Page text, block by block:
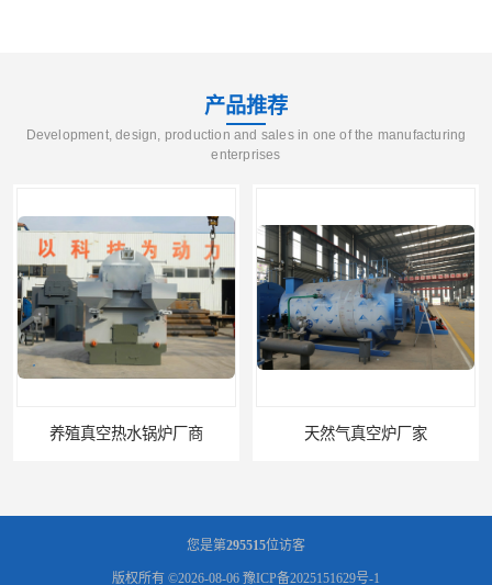
产品推荐
Development, design, production and sales in one of the manufacturing
enterprises
养殖真空热水锅炉厂商 天然气真空炉厂家
您是第295515位访客
版权所有 ©2026-08-06 豫ICP备2025151629号-1